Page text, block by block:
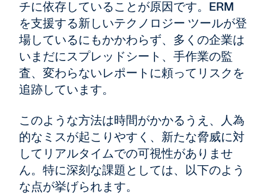
チに依存していることが原因です。ERM
を支援する新しいテクノロジー ツールが登
場しているにもかかわらず、多くの企業は
いまだにスプレッドシート、手作業の監
査、変わらないレポートに頼ってリスクを
追跡しています。
このような方法は時間がかかるうえ、人為
的なミスが起こりやすく、新たな脅威に対
してリアルタイムでの可視性がありませ
ん。特に深刻な課題としては、以下のよう
な点が挙げられます。